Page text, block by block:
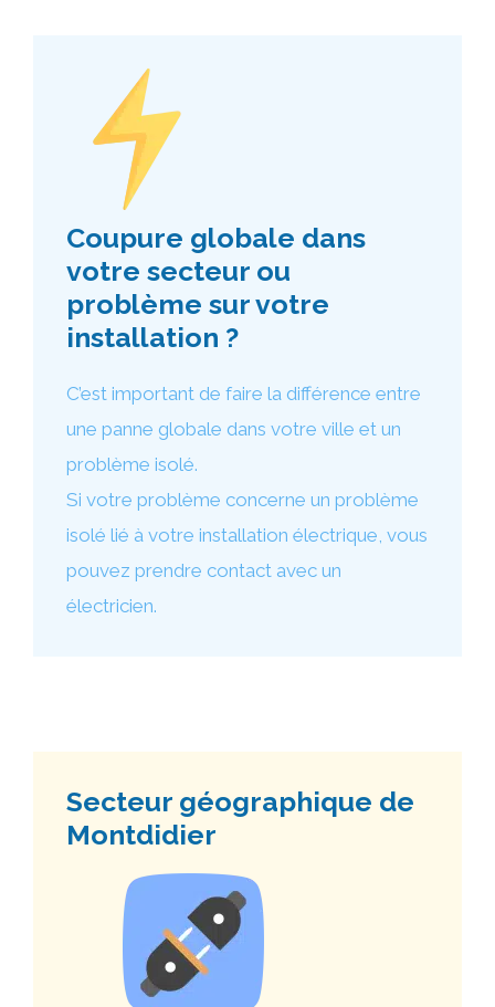
Coupure globale dans
votre secteur ou
problème sur votre
installation ?
C’est important de faire la différence entre
une panne globale dans votre ville et un
problème isolé.
Si votre problème concerne un problème
isolé lié à votre installation électrique, vous
pouvez prendre contact avec un
électricien.
Secteur géographique de
Montdidier